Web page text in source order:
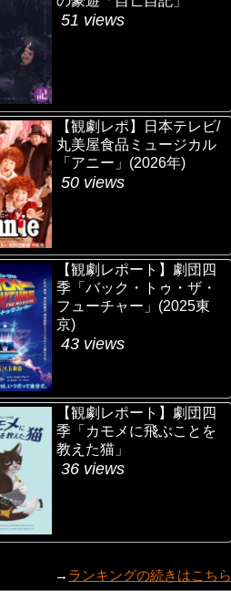
51 views
【観劇レポ】日本テレビ/
丸美屋食品ミュージカル
「アニー」(2026年)
50 views
【観劇レポート】劇団四
季「バック・トゥ・ザ・
フューチャー」(2025東
京)
43 views
【観劇レポート】劇団四
季「カモメに飛ぶことを
教えた猫」
36 views
→ ランキングの続きはこちら